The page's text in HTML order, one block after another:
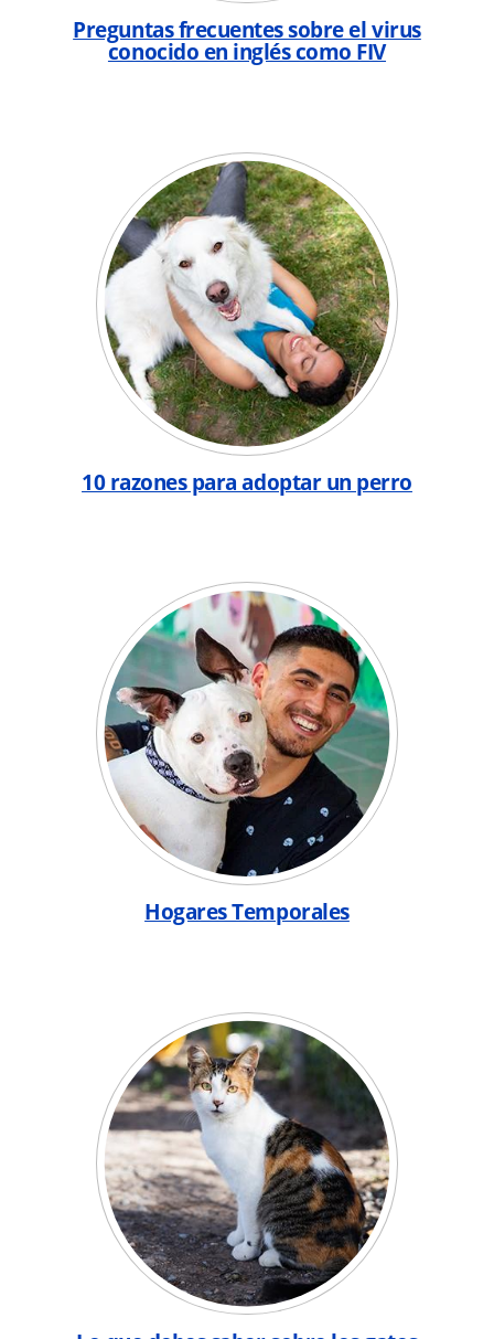
Preguntas frecuentes sobre el virus
conocido en inglés como FIV
10 razones para adoptar un perro
Hogares Temporales